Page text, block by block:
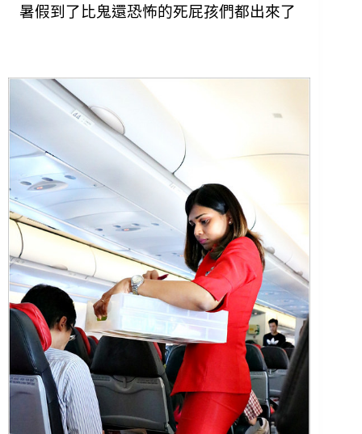
暑假到了比鬼還恐怖的死屁孩們都出來了